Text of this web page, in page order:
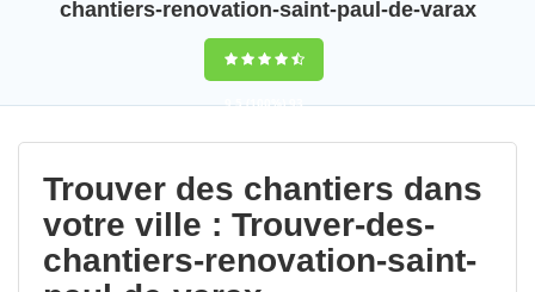
chantiers-renovation-saint-paul-de-varax
9,5(100%)93
votes
Trouver des chantiers dans
votre ville : Trouver-des-
chantiers-renovation-saint-